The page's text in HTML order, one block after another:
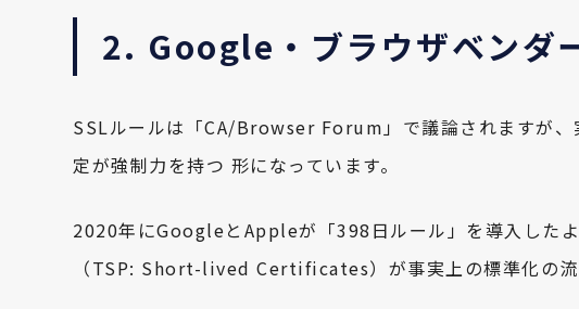
2. Google・ブラウザベンダ
SSLルールは「CA/Browser Forum」で議論されますが
定が強制力を持つ 形になっています。
2020年にGoogleとAppleが「398日ルール」を導入した
（TSP: Short-lived Certificates）が事実上の標準化の流